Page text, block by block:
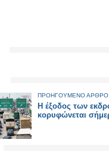
ΠΡΟΗΓΟΥΜΕΝΟ ΑΡΘΡΟ
Η έξοδος των
κορυφώνεται